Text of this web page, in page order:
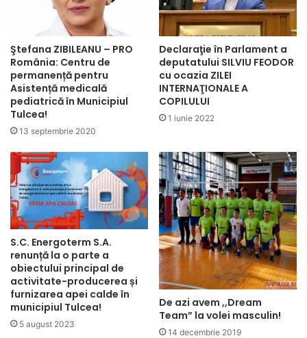
Ştefana ZIBILEANU – PRO
România: Centru de
permanență pentru
Asistență medicală
pediatrică în Municipiul
Tulcea!
13 septembrie 2020
Declaraţie în Parlament a
deputatului SILVIU FEODOR
cu ocazia ZILEI
INTERNAŢIONALE A
COPILULUI
1 iunie 2022
S.C. Energoterm S.A.
renunță la o parte a
obiectului principal de
activitate-producerea și
furnizarea apei calde în
municipiul Tulcea!
5 august 2023
De azi avem ,,Dream
Team” la volei masculin!
14 decembrie 2019